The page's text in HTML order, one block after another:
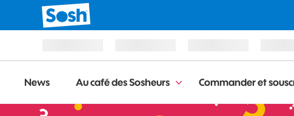
News Au café des Sosheurs Commander et